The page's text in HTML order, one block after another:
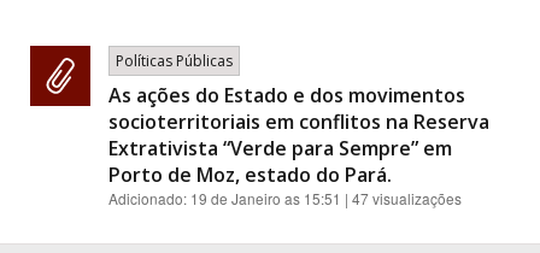
Políticas Públicas
As ações do Estado e dos movimentos
socioterritoriais em conflitos na Reserva
Extrativista “Verde para Sempre” em
Porto de Moz, estado do Pará.
Adicionado: 19 de Janeiro as 15:51 | 47 visualizações